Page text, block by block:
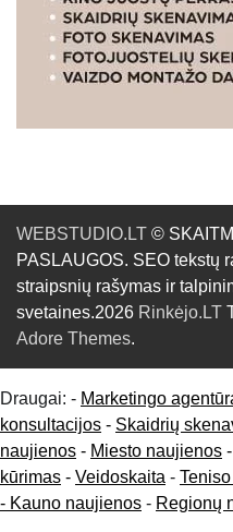
WEBSTUDIO.LT ©
PASLAUGOS. SEO tekstų
straipsnių rašymas ir
svetaines.2026 Rinkėjo.LT
Adore Themes.
Draugai: - Marketingo
konsultacijos - Skaidrių
naujienos - Miesto naujienos -
kūrimas - Veidoskaita -
- Kauno naujienos - Regionų